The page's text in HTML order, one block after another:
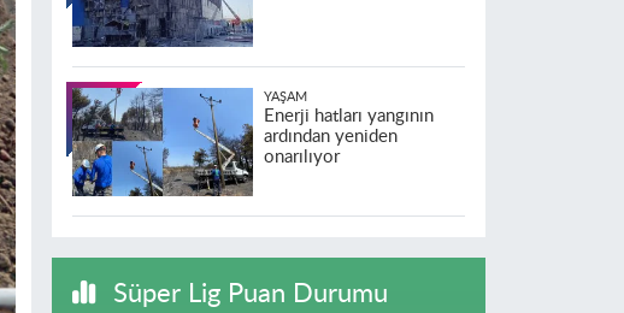
YAŞAM
Enerji hatları yangının
ardından yeniden
onarılıyor
Süper Lig Puan Durumu